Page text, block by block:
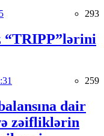
293
“TRIPP”lərini
259
dair
zəifliklərin